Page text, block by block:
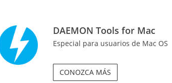
DAEMON Tools for Mac
Especial para usuarios de Mac OS
CONOZCA MÁS